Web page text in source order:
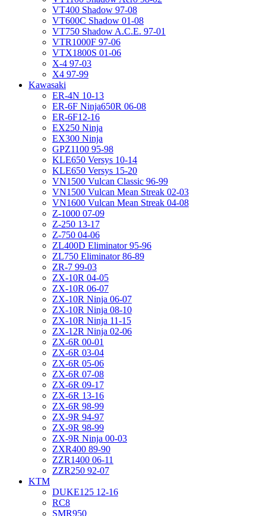
VT400 Shadow 97-08
VT600C Shadow 01-08
VT750 Shadow A.C.E. 97-01
VTR1000F 97-06
VTX1800S 01-06
X-4 97-03
X4 97-99
Kawasaki
ER-4N 10-13
ER-6F Ninja650R 06-08
ER-6F12-16
EX250 Ninja
EX300 Ninja
GPZ1100 95-98
KLE650 Versys 10-14
KLE650 Versys 15-20
VN1500 Vulcan Classic 96-99
VN1500 Vulcan Mean Streak 02-03
VN1600 Vulcan Mean Streak 04-08
Z-1000 07-09
Z-250 13-17
Z-750 04-06
ZL400D Eliminator 95-96
ZL750 Eliminator 86-89
ZR-7 99-03
ZX-10R 04-05
ZX-10R 06-07
ZX-10R Ninja 06-07
ZX-10R Ninja 08-10
ZX-10R Ninja 11-15
ZX-12R Ninja 02-06
ZX-6R 00-01
ZX-6R 03-04
ZX-6R 05-06
ZX-6R 07-08
ZX-6R 09-17
ZX-6R 13-16
ZX-6R 98-99
ZX-9R 94-97
ZX-9R 98-99
ZX-9R Ninja 00-03
ZXR400 89-90
ZZR1400 06-11
ZZR250 92-07
KTM
DUKE125 12-16
RC8
SMR950